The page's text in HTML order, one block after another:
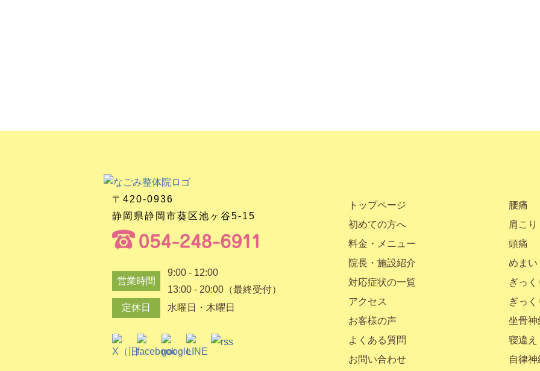
〒420-0936
静岡県静岡市葵区池ヶ谷5-15
営業時間
9:00 - 12:00
13:00 - 20:00（最終受付）
定休日
水曜日・木曜日
トップページ
初めての方へ
料金・メニュー
院長・施設紹介
対応症状の一覧
アクセス
お客様の声
よくある質問
お問い合わせ
腰痛
肩こり
頭痛
めまい
ぎっく
ぎっく
坐骨神
寝違え
自律